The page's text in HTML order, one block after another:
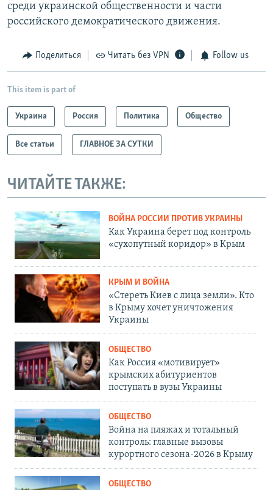
среди украинской общественности и части
российского демократического движения.
Поделиться Читать без VPN Follow us
This item is part of
Украина Россия Политика Общество
Все статьи ГЛАВНОЕ ЗА СУТКИ
ЧИТАЙТЕ ТАКЖЕ:
ВОЙНА РОССИИ ПРОТИВ УКРАИНЫ
Как Украина берет под контроль
«сухопутный коридор» в Крым
КРЫМ И ВОЙНА
«Стереть Киев с лица земли». Кто
в Крыму хочет уничтожения
Украины
ОБЩЕСТВО
Как Россия «мотивирует»
крымских абитуриентов
поступать в вузы Украины
ОБЩЕСТВО
Война на пляжах и тотальный
контроль: главные вызовы
курортного сезона-2026 в Крыму
ОБЩЕСТВО